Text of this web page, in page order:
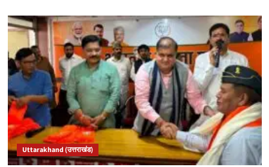
Uttarakhand (उत्तराखंड)